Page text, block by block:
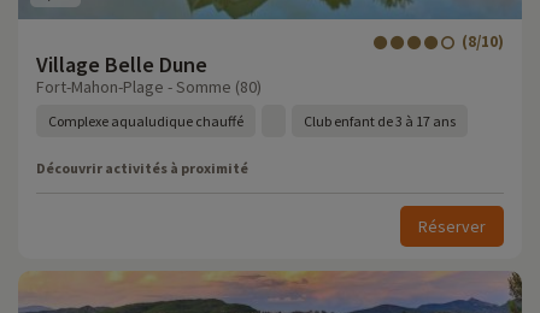
Village Belle Dune
(8/10)
Fort-Mahon-Plage - Somme (80)
Complexe aqualudique chauffé Club enfant de 3 à 17 ans
Découvrir activités à proximité
Réserver